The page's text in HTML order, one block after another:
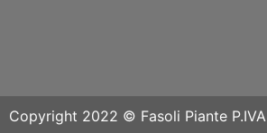
Copyright 2022 © Fasoli Piante